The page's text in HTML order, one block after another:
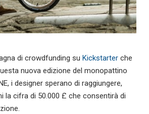
di crowdfunding su Kickstarter che
nuova edizione del monopattino
i designer sperano di raggiungere,
la cifra di 50.000 £ che consentirà di